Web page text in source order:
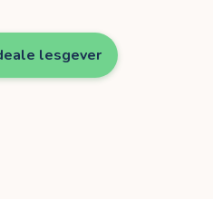
lesgever